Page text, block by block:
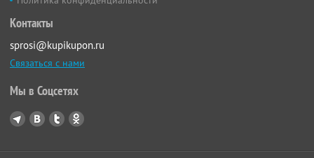
Контакты
sprosi@kupikupon.ru
Связаться с нами
Мы в Соцсетях